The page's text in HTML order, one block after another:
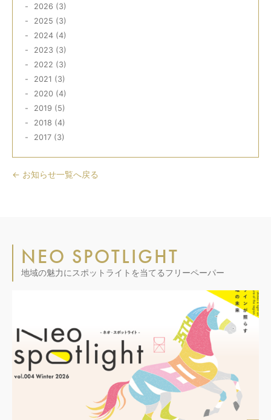
2026 (3)
2025 (3)
2024 (4)
2023 (3)
2022 (3)
2021 (3)
2020 (4)
2019 (5)
2018 (4)
2017 (3)
← お知らせ一覧へ戻る
NEO SPOTLIGHT
地域の魅力にスポットライトを当てるフリーペーパー